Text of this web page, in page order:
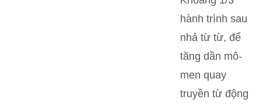
hành trình sau
nhả từ từ, để
tăng dần mô-
men quay
truyền từ động